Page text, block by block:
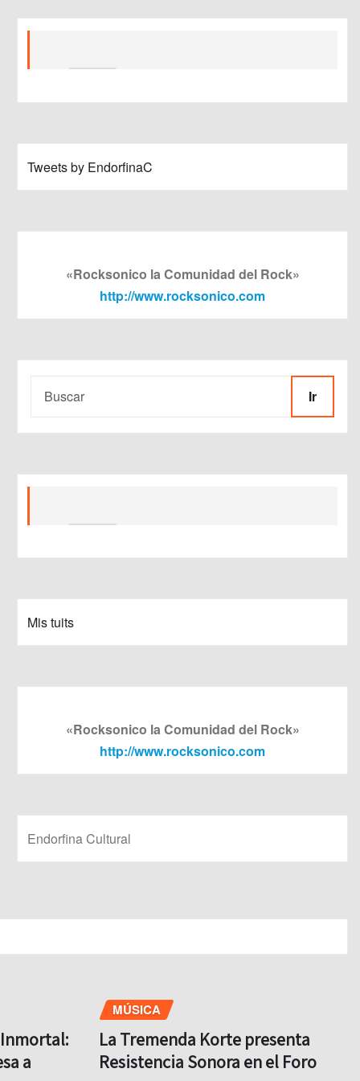
Tweets by EndorfinaC
«Rocksonico la Comunidad del Rock»
http://www.rocksonico.com
Ir
Mis tuits
«Rocksonico la Comunidad del Rock»
http://www.rocksonico.com
Endorfina Cultural
a
MÚSICA
La Tremenda Korte presenta
Resistencia Sonora en el Foro